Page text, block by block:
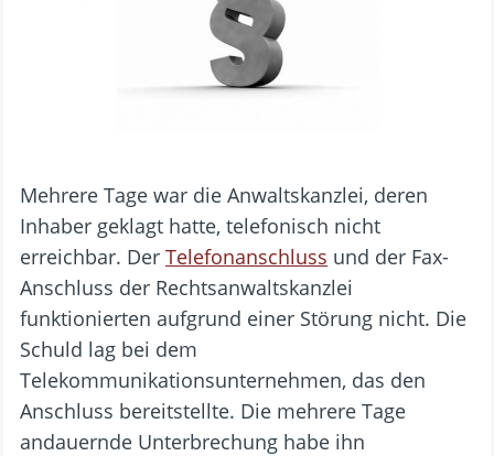
Mehrere Tage war die Anwaltskanzlei, deren
Inhaber geklagt hatte, telefonisch nicht
erreichbar. Der Telefonanschluss und der Fax-
Anschluss der Rechtsanwaltskanzlei
funktionierten aufgrund einer Störung nicht. Die
Schuld lag bei dem
Telekommunikationsunternehmen, das den
Anschluss bereitstellte. Die mehrere Tage
andauernde Unterbrechung habe ihn